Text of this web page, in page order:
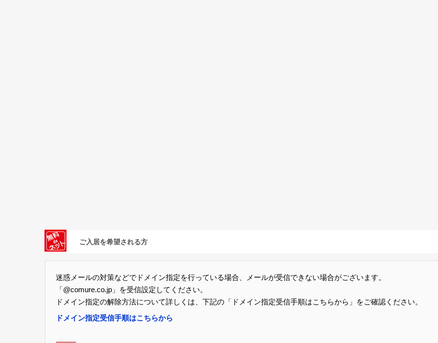
ご入居を希望される方
迷惑メールの対策などでドメイン指定を行っている場合、メールが受信できない場合がございます。
「@comure.co.jp」を受信設定してください。
ドメイン指定の解除方法について詳しくは、下記の「ドメイン指定受信手順はこちらから」をご確認ください。
ドメイン指定受信手順はこちらから